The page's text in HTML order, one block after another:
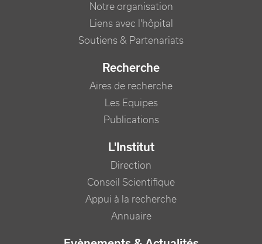
Notre organisation
Liens avec l'hôpital
Soutiens & Partenariats
Recherche
Aires de recherche
Les Equipes
Publications
L'Institut
Direction
Conseil Scientifique
Appui à la recherche
Annuaire